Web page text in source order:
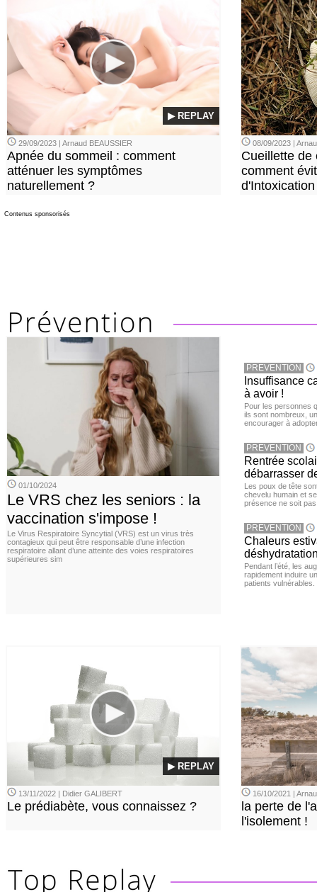
▶ REPLAY
29/09/2023 | Arnaud BEAUSSIER
Apnée du sommeil : comment
atténuer les symptômes
naturellement ?
08/09/2023 |
Cueillette de
comment
d'Intoxication
Contenus sponsorisés
01/10/2024
Le VRS chez les seniors : la
vaccination s'impose !
Le Virus Respiratoire Syncytial (VRS) est un virus très
contagieux qui peut être responsable d’une infection
respiratoire allant d’une atteinte des voies respiratoires
supérieures sim
PREVENTION
Insuffisance
à avoir !
Pour les personnes
ils sont nombreux,
encourager à
PREVENTION
Rentrée
débarrasser
Les poux de tête
chevelu humain et
présence ne soit
PREVENTION
Chaleurs
Pendant l’été, les
rapidement induire
patients
▶ REPLAY
13/11/2022 | Didier GALIBERT
Le prédiabète, vous connaissez ?
16/10/2021 |
la perte de
l'isolement !